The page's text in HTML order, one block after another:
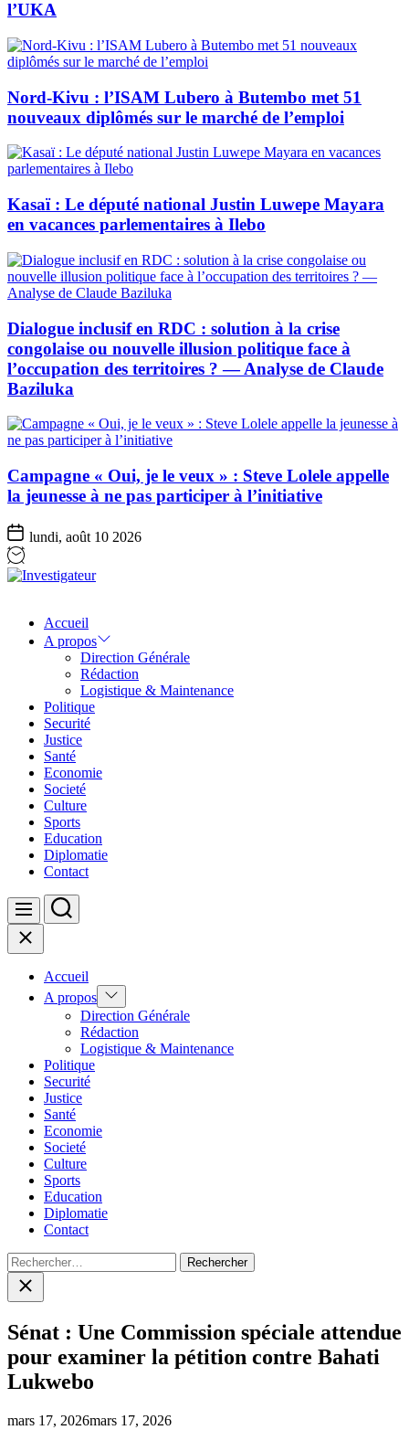
l’UKA
Nord-Kivu : l’ISAM Lubero à Butembo met 51
nouveaux diplômés sur le marché de l’emploi
Kasaï : Le député national Justin Luwepe Mayara
en vacances parlementaires à Ilebo
Dialogue inclusif en RDC : solution à la crise
congolaise ou nouvelle illusion politique face à
l’occupation des territoires ? — Analyse de Claude
Baziluka
Campagne « Oui, je le veux » : Steve Lolele appelle
la jeunesse à ne pas participer à l’initiative
lundi, août 10 2026
Accueil
A propos
Direction Générale
Rédaction
Logistique & Maintenance
Politique
Securité
Justice
Santé
Economie
Societé
Culture
Sports
Education
Diplomatie
Contact
Menu Search
Close
Accueil
A propos Show
sub
menu
Direction Générale
Rédaction
Logistique & Maintenance
Politique
Securité
Justice
Santé
Economie
Societé
Culture
Sports
Education
Diplomatie
Contact
Rechercher :
Close
search
Sénat : Une Commission spéciale attendue
pour examiner la pétition contre Bahati
Lukwebo
mars 17, 2026mars 17, 2026